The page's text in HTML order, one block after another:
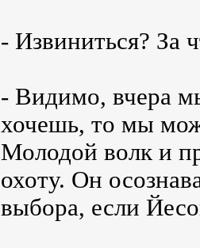
- Извиниться? За
- Видимо, вчера
хочешь, то мы
Молодой волк и
охоту. Он
выбора, если